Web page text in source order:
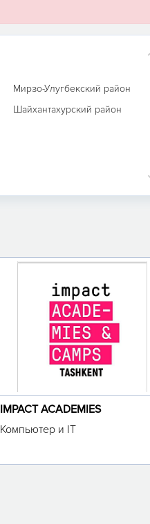
Мирзо-Улугбекский район
Шайхантахурский район
IMPACT ACADEMIES
Компьютер и IT